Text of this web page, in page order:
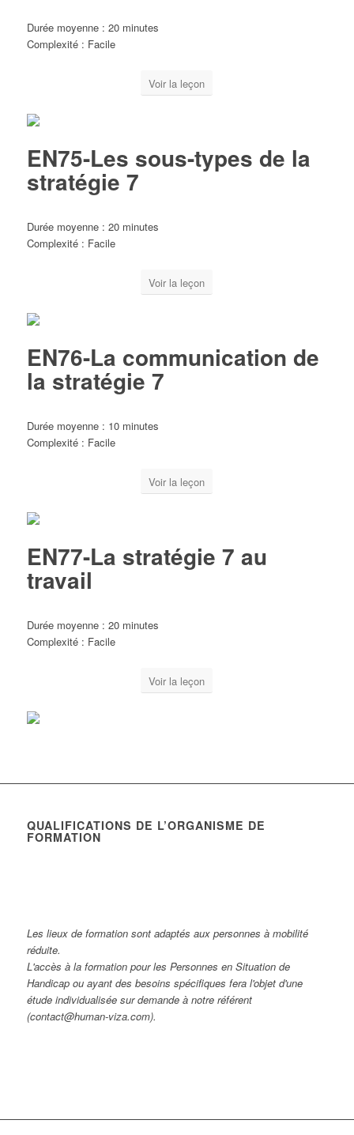
Durée moyenne : 20 minutes
Complexité : Facile
Voir la leçon
EN75-Les sous-types de la
stratégie 7
Durée moyenne : 20 minutes
Complexité : Facile
Voir la leçon
EN76-La communication de
la stratégie 7
Durée moyenne : 10 minutes
Complexité : Facile
Voir la leçon
EN77-La stratégie 7 au
travail
Durée moyenne : 20 minutes
Complexité : Facile
Voir la leçon
QUALIFICATIONS DE L’ORGANISME DE
FORMATION
Les lieux de formation sont adaptés aux personnes à mobilité
réduite.
L'accès à la formation pour les Personnes en Situation de
Handicap ou ayant des besoins spécifiques fera l'objet d'une
étude individualisée sur demande à notre référent
(contact@human-viza.com).